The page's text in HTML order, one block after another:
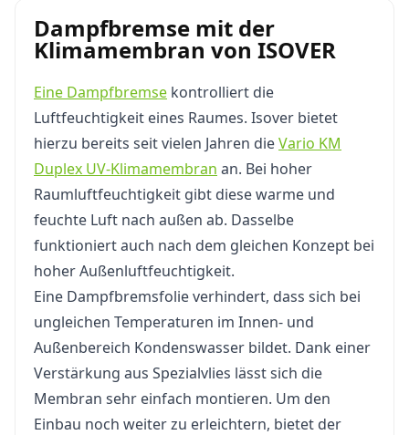
Dampfbremse mit der
Klimamembran von ISOVER
Eine Dampfbremse kontrolliert die
Luftfeuchtigkeit eines Raumes. Isover bietet
hierzu bereits seit vielen Jahren dieVario KM
Duplex UV-Klimamembran an. Bei hoher
Raumluftfeuchtigkeit gibt diese warme und
feuchte Luft nach außen ab. Dasselbe
funktioniert auch nach dem gleichen Konzept bei
hoher Außenluftfeuchtigkeit.
Eine Dampfbremsfolie verhindert, dass sich bei
ungleichen Temperaturen im Innen- und
Außenbereich Kondenswasser bildet. Dank einer
Verstärkung aus Spezialvlies lässt sich die
Membran sehr einfach montieren. Um den
Einbau noch weiter zu erleichtern, bietet der